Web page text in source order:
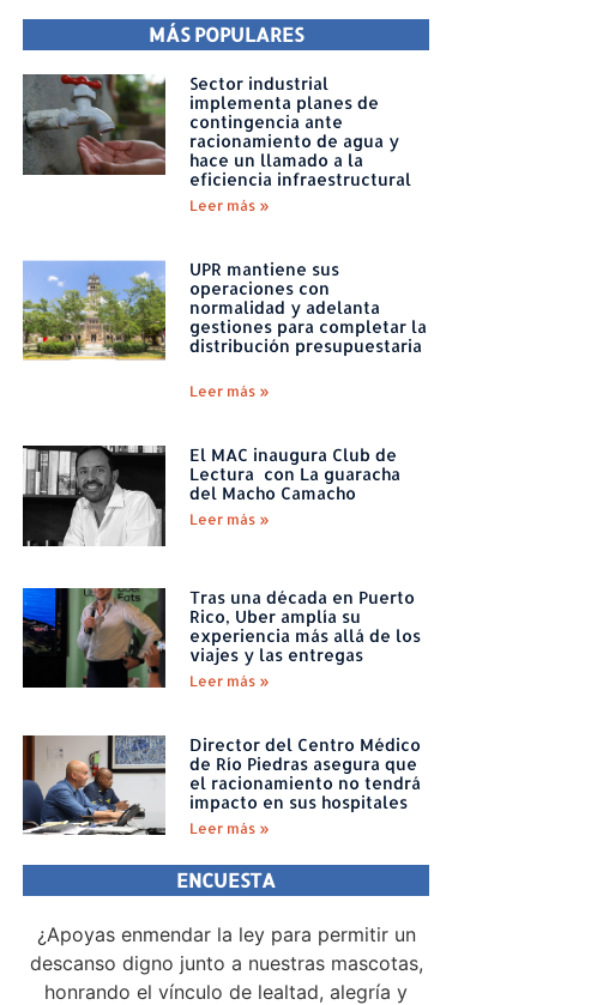
MÁS POPULARES
Sector industrial
implementa planes de
contingencia ante
racionamiento de agua y
hace un llamado a la
eficiencia infraestructural
Leer más »
UPR mantiene sus
operaciones con
normalidad y adelanta
gestiones para completar la
distribución presupuestaria
Leer más »
El MAC inaugura Club de
Lectura con La guaracha
del Macho Camacho
Leer más »
Tras una década en Puerto
Rico, Uber amplía su
experiencia más allá de los
viajes y las entregas
Leer más »
Director del Centro Médico
de Río Piedras asegura que
el racionamiento no tendrá
impacto en sus hospitales
Leer más »
ENCUESTA
¿Apoyas enmendar la ley para permitir un
descanso digno junto a nuestras mascotas,
honrando el vínculo de lealtad, alegría y